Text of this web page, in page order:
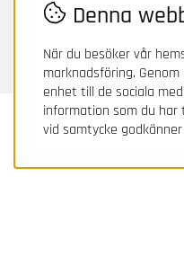
Denna
När du besöker vår
marknadsföring.
enhet till de sociala
information som du har
vid samtycke